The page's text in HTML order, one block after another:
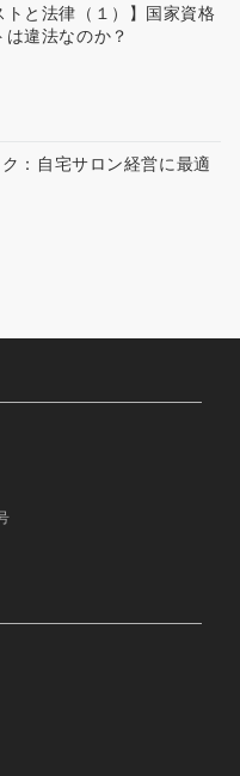
トと法律（１）】国家資格
違法なのか？
：自宅サロン経営に最適